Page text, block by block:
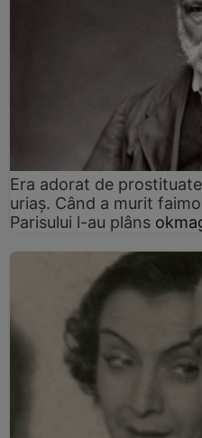
Era adorat de
uriaș. Când a murit
Parisului l-au plâns